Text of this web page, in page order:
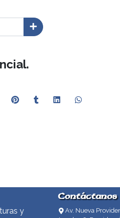
y
Contáctanos
Av. Nueva